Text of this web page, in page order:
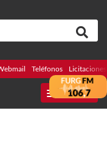
Teléfonos Licitaciones
MENU